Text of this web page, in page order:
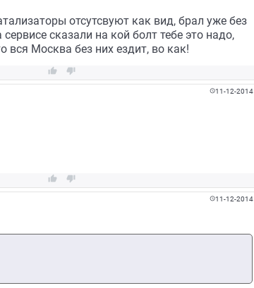
отсутсвуют как вид, брал уже без
сказали на кой болт тебе это надо,
вся Москва без них ездит, во как!
 
11-12-2014
 
11-12-2014